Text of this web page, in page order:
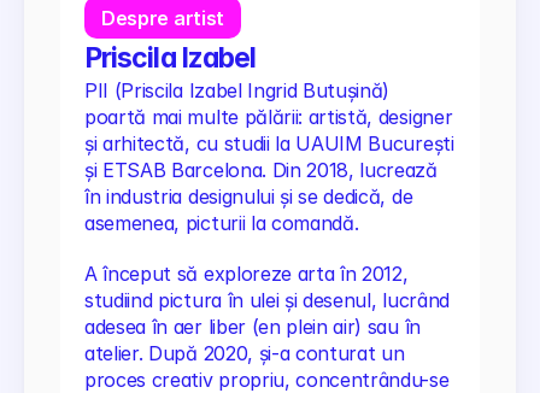
Despre artist
Priscila Izabel
PII (Priscila Izabel Ingrid Butușină)
poartă mai multe pălării: artistă, designer
și arhitectă, cu studii la UAUIM București
și ETSAB Barcelona. Din 2018, lucrează
în industria designului și se dedică, de
asemenea, picturii la comandă.
A început să exploreze arta în 2012,
studiind pictura în ulei și desenul, lucrând
adesea în aer liber (en plein air) sau în
atelier. După 2020, și-a conturat un
proces creativ propriu, concentrându-se